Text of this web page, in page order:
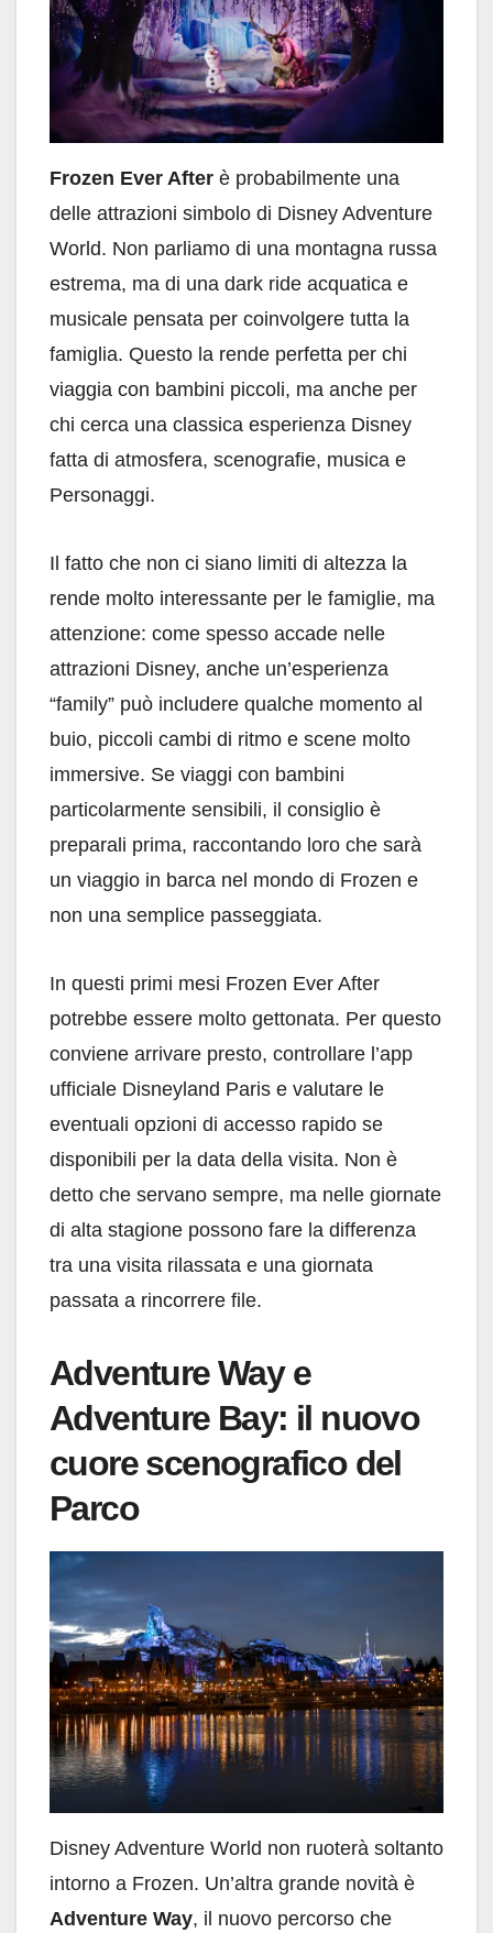
Frozen Ever After è probabilmente una
delle attrazioni simbolo di Disney Adventure
World. Non parliamo di una montagna russa
estrema, ma di una dark ride acquatica e
musicale pensata per coinvolgere tutta la
famiglia. Questo la rende perfetta per chi
viaggia con bambini piccoli, ma anche per
chi cerca una classica esperienza Disney
fatta di atmosfera, scenografie, musica e
Personaggi.
Il fatto che non ci siano limiti di altezza la
rende molto interessante per le famiglie, ma
attenzione: come spesso accade nelle
attrazioni Disney, anche un’esperienza
“family” può includere qualche momento al
buio, piccoli cambi di ritmo e scene molto
immersive. Se viaggi con bambini
particolarmente sensibili, il consiglio è
preparali prima, raccontando loro che sarà
un viaggio in barca nel mondo di Frozen e
non una semplice passeggiata.
In questi primi mesi Frozen Ever After
potrebbe essere molto gettonata. Per questo
conviene arrivare presto, controllare l’app
ufficiale Disneyland Paris e valutare le
eventuali opzioni di accesso rapido se
disponibili per la data della visita. Non è
detto che servano sempre, ma nelle giornate
di alta stagione possono fare la differenza
tra una visita rilassata e una giornata
passata a rincorrere file.
Adventure Way e
Adventure Bay: il nuovo
cuore scenografico del
Parco
Disney Adventure World non ruoterà soltanto
intorno a Frozen. Un’altra grande novità è
Adventure Way, il nuovo percorso che